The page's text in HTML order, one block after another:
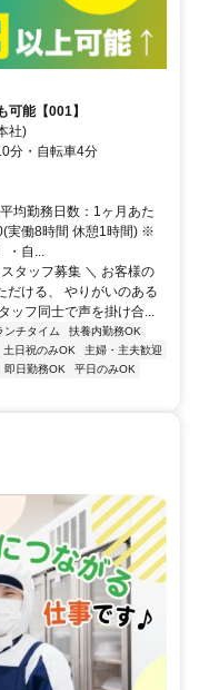
可能【001】
社)
分・自転車4分
均勤務日数：1ヶ月あた
実働8時間 休憩1時間) ※
・自...
タッフ募集 ＼ お客様の
だける、 やりがいのある
ッフ同士で声を掛け合...
ンチタイム
扶養内勤務OK
土日祝のみOK
主婦・主夫歓迎
即日勤務OK
平日のみOK